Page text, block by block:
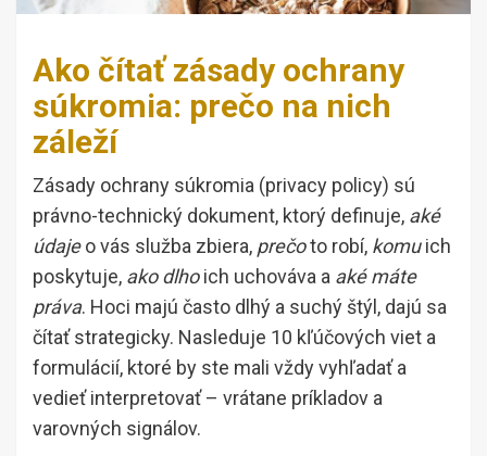
Ako čítať zásady ochrany
súkromia: prečo na nich
záleží
Zásady ochrany súkromia (privacy policy) sú
právno-technický dokument, ktorý definuje, aké
údajeo vás služba zbiera, prečoto robí, komuich
poskytuje, ako dlhoich uchováva a aké máte
práva. Hoci majú často dlhý a suchý štýl, dajú sa
čítať strategicky. Nasleduje 10 kľúčových viet a
formulácií, ktoré by ste mali vždy vyhľadať a
vedieť interpretovať – vrátane príkladov a
varovných signálov.